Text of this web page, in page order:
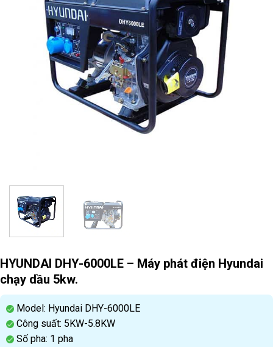
HYUNDAI DHY-6000LE – Máy phát điện Hyundai
chạy dầu 5kw.
Model: Hyundai DHY-6000LE
Công suất: 5KW-5.8KW
Số pha: 1 pha